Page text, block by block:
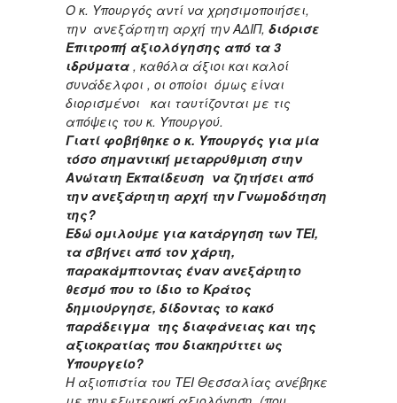
Ο κ. Υπουργός αντί να χρησιμοποιήσει,
την ανεξάρτητη αρχή την ΑΔΙΠ, διόρισε
Επιτροπή αξιολόγησης από τα 3
ιδρύματα , καθόλα άξιοι και καλοί
συνάδελφοι , οι οποίοι όμως είναι
διορισμένοι και ταυτίζονται με τις
απόψεις του κ. Υπουργού.
Γιατί φοβήθηκε ο κ. Υπουργός για μία
τόσο σημαντική μεταρρύθμιση στην
Ανώτατη Εκπαίδευση να ζητήσει από
την ανεξάρτητη αρχή την Γνωμοδότηση
της?
Εδώ ομιλούμε για κατάργηση των ΤΕΙ,
τα σβήνει από τον χάρτη,
παρακάμπτοντας έναν ανεξάρτητο
θεσμό που το ίδιο το Κράτος
δημιούργησε, δίδοντας το κακό
παράδειγμα της διαφάνειας και της
αξιοκρατίας που διακηρύττει ως
Υπουργείο?
Η αξιοπιστία του ΤΕΙ Θεσσαλίας ανέβηκε